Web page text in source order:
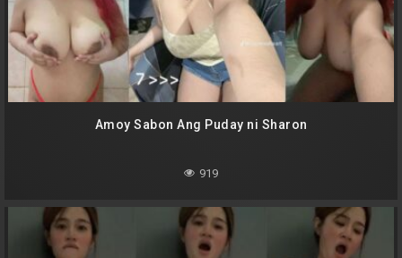
Amoy Sabon Ang Puday ni Sharon
919